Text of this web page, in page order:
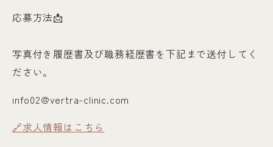
応募方法📩
写真付き履歴書及び職務経歴書を下記まで送付してく
ださい。
info02@vertra-clinic.com
🔗求人情報はこちら